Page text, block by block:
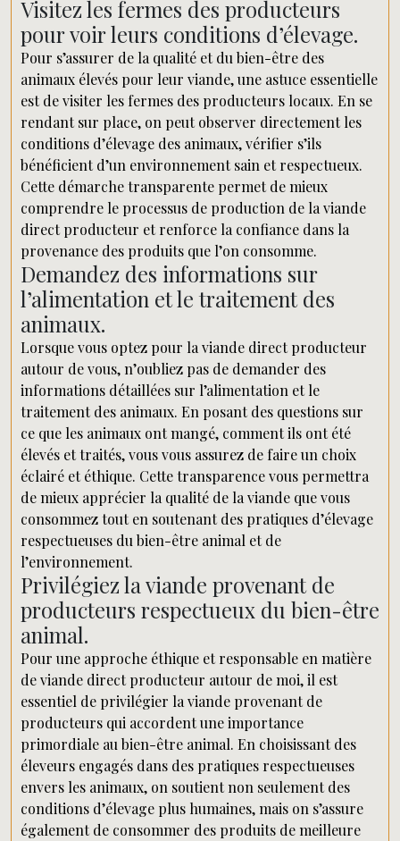
Visitez les fermes des producteurs
pour voir leurs conditions d’élevage.
Pour s’assurer de la qualité et du bien-être des
animaux élevés pour leur viande, une astuce essentielle
est de visiter les fermes des producteurs locaux. En se
rendant sur place, on peut observer directement les
conditions d’élevage des animaux, vérifier s’ils
bénéficient d’un environnement sain et respectueux.
Cette démarche transparente permet de mieux
comprendre le processus de production de la viande
direct producteur et renforce la confiance dans la
provenance des produits que l’on consomme.
Demandez des informations sur
l’alimentation et le traitement des
animaux.
Lorsque vous optez pour la viande direct producteur
autour de vous, n’oubliez pas de demander des
informations détaillées sur l’alimentation et le
traitement des animaux. En posant des questions sur
ce que les animaux ont mangé, comment ils ont été
élevés et traités, vous vous assurez de faire un choix
éclairé et éthique. Cette transparence vous permettra
de mieux apprécier la qualité de la viande que vous
consommez tout en soutenant des pratiques d’élevage
respectueuses du bien-être animal et de
l’environnement.
Privilégiez la viande provenant de
producteurs respectueux du bien-être
animal.
Pour une approche éthique et responsable en matière
de viande direct producteur autour de moi, il est
essentiel de privilégier la viande provenant de
producteurs qui accordent une importance
primordiale au bien-être animal. En choisissant des
éleveurs engagés dans des pratiques respectueuses
envers les animaux, on soutient non seulement des
conditions d’élevage plus humaines, mais on s’assure
également de consommer des produits de meilleure